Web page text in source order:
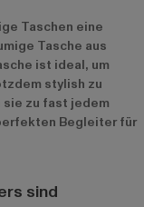
Taschen eine
Tasche aus
ist ideal, um
stylish zu
sie zu fast jedem
Begleiter für
sind